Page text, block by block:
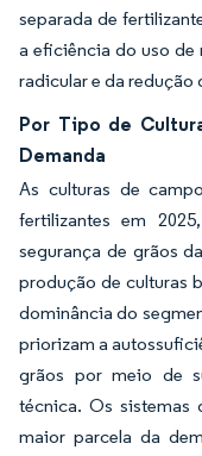
separada de
a eficiência do uso de
radicular e da redução
Por Tipo de
Demanda
As culturas de
fertilizantes em
segurança de grãos
produção de culturas
dominância do
priorizam a
grãos por meio de
técnica. Os sistemas
maior parcela da